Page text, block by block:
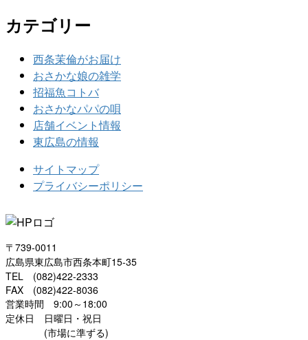
カテゴリー
西条茉倫がお届け
おさかな娘の雑学
招福魚コトバ
おさかなパパの唄
店舗イベント情報
東広島の情報
サイトマップ
プライバシーポリシー
〒739-0011
広島県東広島市西条本町15-35
TEL (082)422-2333
FAX (082)422-8036
営業時間 9:00～18:00
定休日 日曜日・祝日
(市場に準ずる)